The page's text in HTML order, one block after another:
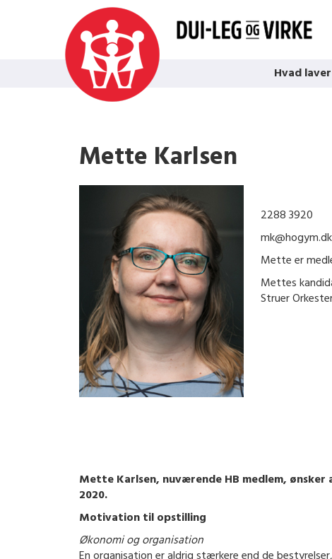
Hvad
Mette Karlsen
2288 3920
mk@hogym.dk
Mette er
Mettes
Struer
Mette Karlsen, nuværende HB medlem,
2020.
Motivation til opstilling
Økonomi og organisation